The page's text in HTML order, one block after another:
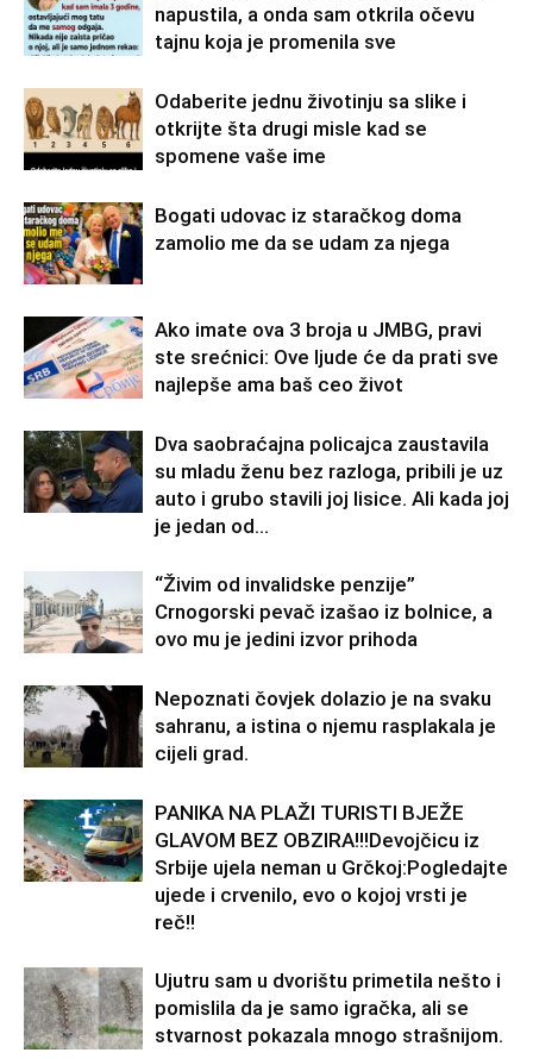
napustila, a onda sam otkrila očevu
tajnu koja je promenila sve
Odaberite jednu životinju sa slike i
otkrijte šta drugi misle kad se
spomene vaše ime
Bogati udovac iz staračkog doma
zamolio me da se udam za njega
Ako imate ova 3 broja u JMBG, pravi
ste srećnici: Ove ljude će da prati sve
najlepše ama baš ceo život
Dva saobraćajna policajca zaustavila
su mladu ženu bez razloga, pribili je uz
auto i grubo stavili joj lisice. Ali kada joj
je jedan od...
“Živim od invalidske penzije”
Crnogorski pevač izašao iz bolnice, a
ovo mu je jedini izvor prihoda
Nepoznati čovjek dolazio je na svaku
sahranu, a istina o njemu rasplakala je
cijeli grad.
PANIKA NA PLAŽI TURISTI BJEŽE
GLAVOM BEZ OBZIRA!!!Devojčicu iz
Srbije ujela neman u Grčkoj:Pogledajte
ujede i crvenilo, evo o kojoj vrsti je
reč!!
Ujutru sam u dvorištu primetila nešto i
pomislila da je samo igračka, ali se
stvarnost pokazala mnogo strašnijom.